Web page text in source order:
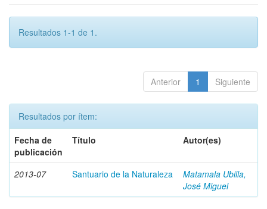
Resultados 1-1 de 1.
Anterior 1 Siguiente
Resultados por ítem:
Fecha de
publicación
Título Autor(es)
2013-07 Santuario de la Naturaleza
Matamala Ubilla,
José Miguel